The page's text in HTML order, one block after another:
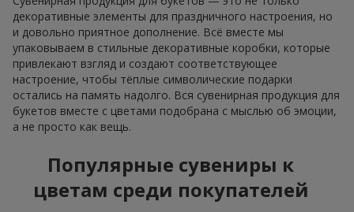
декоративные элементы для праздничного настроения, но
и довольно приятное дополнение. Всё вместе мы
упаковываем в стильные декоративные коробки, которые
привлекают взгляд и создают соответствующее
настроение, чтобы тёплые символические подарки
остались на память надолго. Вся сувенирная продукция для
букетов вместе с цветами подобрана с мыслью об эмоции,
а не просто как вещь.
Популярные сувениры к
цветам среди покупателей